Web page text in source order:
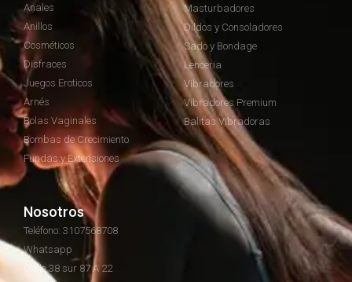
Anales
Anillos
Cosméticos
Disfraces
Juegos Eroticos
Arnés
Bolas Vaginales
Bombas de Crecimiento
Fundas y Extensiones
Masturbadores
Dildos y Consoladores
Sado y Bondage
Lenceria
Vibradores
Vibradores Premium
Balitas Vibradoras
Nosotros
Teléfono: 3107568708
Whatsapp
Calle 38 sur 87 A 22